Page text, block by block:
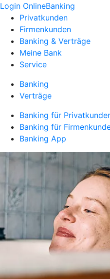
Login OnlineBanking
Privatkunden
Firmenkunden
Banking & Verträge
Meine Bank
Service
Banking
Verträge
Banking für
Banking für
Banking App